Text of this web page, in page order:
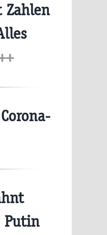
Zahlen
Putin